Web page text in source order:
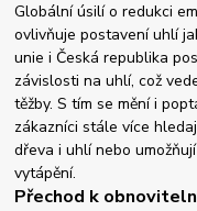
Globální úsilí o redukci
ovlivňuje postavení uhlí
unie i Česká republika
závislosti na uhlí, což
těžby. S tím se mění i
zákazníci stále více
dřeva i uhlí nebo
vytápění.
Přechod k